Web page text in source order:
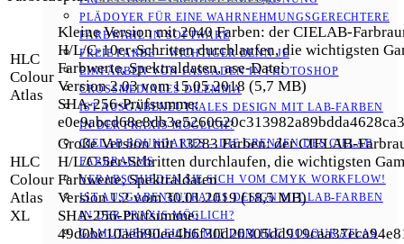
PLÄDOYER FÜR EINE WAHRNEHMUNGS­­GERECHTERE
FARBWAHL IN SOFTWARE
FREIE FARBE – WICHTIGER DENN JE
EINFÄRBEN VON FASSADEN IN PHOTOSHOP
CROSSMEDIALES DILEMMA
IST AUSGABENEUTRALES DESIGN MIT LAB-FARBEN
IN DER PRAXIS MÖGLICH?
CIELAB BOUNDARIES – DIE GRENZEN DES CIELAB
FARBRAUMS
VERABSCHIEDEN SIE SICH VOM CMYK WORKFLOW!
IST AUSGABENEUTRALES DESIGN MIT LAB-FARBEN
IN DER PRAXIS MÖGLICH?
GAMUTVERGLEICHE MIT DEM HLC COLOUR ATLAS
HLC
Colour
Atlas
Kleine Version mit 2040 Farben: der CIELAB-
H/L/C-10er-Schritten durchlaufen, die wichtigsten
Farbwerte, Spektraldaten, ase-Datei
Version 2.03 vom 15.05.2018 (5,7 MB)
SHA-256-Prüfsumme:
HLC
Colour
Atlas
XL
Große Version mit 13283 Farben: der CIELAB-
H/L/C-5er-Schritten durchlaufen, die wichtigsten
Farbwerte, Spektraldaten
Version 1.2 vom 30.01.2019 (18,5 MB)
SHA-256-Prüfsumme: